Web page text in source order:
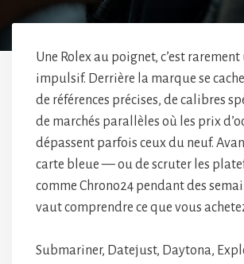
Une Rolex au poignet, c’est
impulsif. Derrière la marque se
de références précises, de calibres
de marchés parallèles où les prix
dépassent parfois ceux du neuf.
carte bleue — ou de scruter les
comme Chrono24 pendant des
vaut comprendre ce que vous
Submariner, Datejust, Daytona,